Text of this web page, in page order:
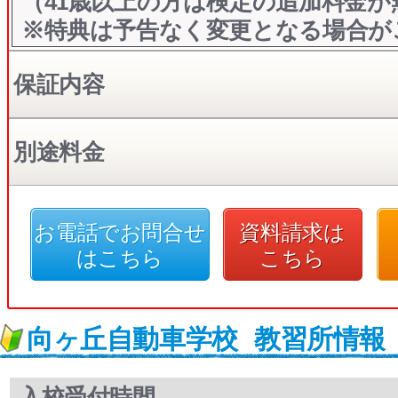
※特典は予告なく変更となる場合
保証内容
別途料金
お電話でお問合せ
はこちら
資料請求は
こちら
向ヶ丘自動車学校 教習所情報